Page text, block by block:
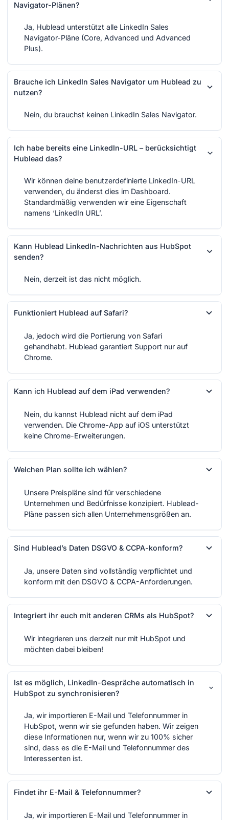
Navigator-Plänen?
Ja, Hublead unterstützt alle LinkedIn Sales
Navigator-Pläne (Core, Advanced und Advanced
Plus).
Brauche ich LinkedIn Sales Navigator um Hublead zu
nutzen?
Nein, du brauchst keinen LinkedIn Sales Navigator.
Ich habe bereits eine LinkedIn-URL – berücksichtigt
Hublead das?
Wir können deine benutzerdefinierte LinkedIn-URL
verwenden, du änderst dies im Dashboard.
Standardmäßig verwenden wir eine Eigenschaft
namens ‘LinkedIn URL’.
Kann Hublead LinkedIn-Nachrichten aus HubSpot
senden?
Nein, derzeit ist das nicht möglich.
Funktioniert Hublead auf Safari?
Ja, jedoch wird die Portierung von Safari
gehandhabt. Hublead garantiert Support nur auf
Chrome.
Kann ich Hublead auf dem iPad verwenden?
Nein, du kannst Hublead nicht auf dem iPad
verwenden. Die Chrome-App auf iOS unterstützt
keine Chrome-Erweiterungen.
Welchen Plan sollte ich wählen?
Unsere Preispläne sind für verschiedene
Unternehmen und Bedürfnisse konzipiert. Hublead-
Pläne passen sich allen Unternehmensgrößen an.
Sind Hublead’s Daten DSGVO & CCPA-konform?
Ja, unsere Daten sind vollständig verpflichtet und
konform mit den DSGVO & CCPA-Anforderungen.
Integriert ihr euch mit anderen CRMs als HubSpot?
Wir integrieren uns derzeit nur mit HubSpot und
möchten dabei bleiben!
Ist es möglich, LinkedIn-Gespräche automatisch in
HubSpot zu synchronisieren?
Ja, wir importieren E-Mail und Telefonnummer in
HubSpot, wenn wir sie gefunden haben. Wir zeigen
diese Informationen nur, wenn wir zu 100% sicher
sind, dass es die E-Mail und Telefonnummer des
Interessenten ist.
Findet ihr E-Mail & Telefonnummer?
Ja, wir importieren E-Mail und Telefonnummer in